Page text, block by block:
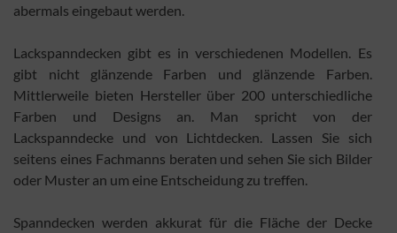
abermals eingebaut werden.
Lackspanndecken gibt es in verschiedenen Modellen. Es
gibt nicht glänzende Farben und glänzende Farben.
Mittlerweile bieten Hersteller über 200 unterschiedliche
Farben und Designs an. Man spricht von der
Lackspanndecke und von Lichtdecken. Lassen Sie sich
seitens eines Fachmanns beraten und sehen Sie sich Bilder
oder Muster an um eine Entscheidung zu treffen.
Spanndecken werden akkurat für die Fläche der Decke